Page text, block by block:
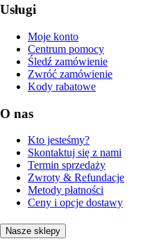
Usługi
Moje konto
Centrum pomocy
Śledź zamówienie
Zwróć zamówienie
Kody rabatowe
O nas
Kto jesteśmy?
Skontaktuj się z nami
Termin sprzedaży
Zwroty & Refundacje
Metody płatności
Ceny i opcje dostawy
Nasze sklepy